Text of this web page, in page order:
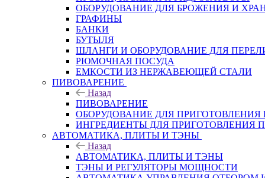
ОБОРУДОВАНИЕ ДЛЯ БРОЖЕНИЯ И
ГРАФИНЫ
БАНКИ
БУТЫЛЯ
ШЛАНГИ И ОБОРУДОВАНИЕ ДЛЯ
РЮМОЧНАЯ ПОСУДА
ЕМКОСТИ ИЗ НЕРЖАВЕЮЩЕЙ СТАЛИ
ПИВОВАРЕНИЕ
Назад
ПИВОВАРЕНИЕ
ОБОРУДОВАНИЕ ДЛЯ ПРИГОТОВЛЕНИЯ
ИНГPЕДИЕНТЫ ДЛЯ ПРИГОТОВЛЕНИЯ
АВТОМАТИКА, ПЛИТЫ И ТЭНЫ
Назад
АВТОМАТИКА, ПЛИТЫ И ТЭНЫ
ТЭНЫ И РЕГУЛЯТОРЫ МОЩНОСТИ